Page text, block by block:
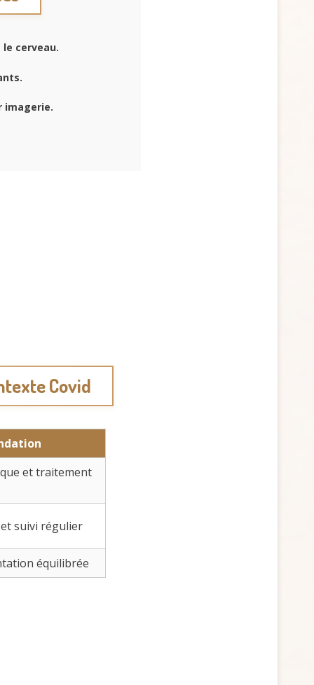
cerveau.
imagerie.
Covid
et traitement
suivi régulier
équilibrée